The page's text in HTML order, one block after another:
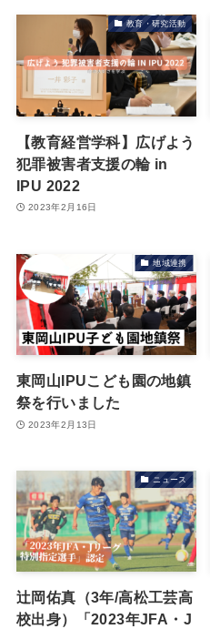
教育・研究活動
【教育経営学科】広げよう
犯罪被害者支援の輪 in
IPU 2022
2023年2月16日
地域連携
東岡山IPUこども園の地鎮
祭を行いました
2023年2月13日
ニュース
辻岡佑真（3年/高松工芸高
校出身）「2023年JFA・J